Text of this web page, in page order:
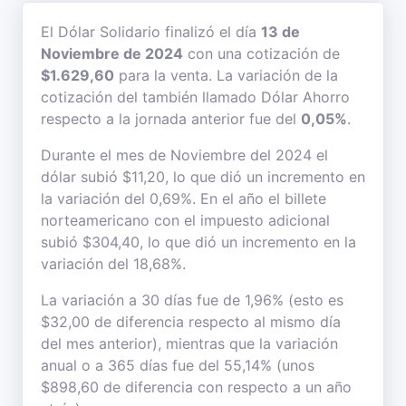
El Dólar Solidario finalizó el día 13 de
Noviembre de 2024 con una cotización de
$1.629,60 para la venta. La variación de la
cotización del también llamado Dólar Ahorro
respecto a la jornada anterior fue del 0,05%.
Durante el mes de Noviembre del 2024 el
dólar subió $11,20, lo que dió un incremento en
la variación del 0,69%. En el año el billete
norteamericano con el impuesto adicional
subió $304,40, lo que dió un incremento en la
variación del 18,68%.
La variación a 30 días fue de 1,96% (esto es
$32,00 de diferencia respecto al mismo día
del mes anterior), mientras que la variación
anual o a 365 días fue del 55,14% (unos
$898,60 de diferencia con respecto a un año